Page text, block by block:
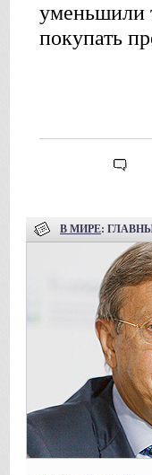
уменьшили
покупать
В МИРЕ: